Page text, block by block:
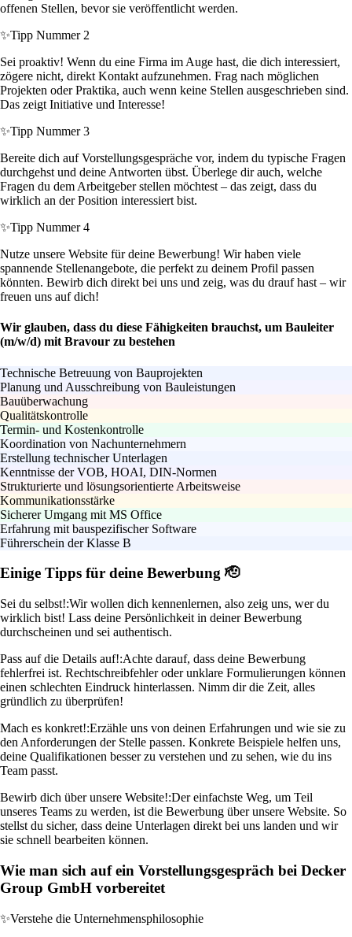
offenen Stellen, bevor sie veröffentlicht werden.
✨Tipp Nummer 2
Sei proaktiv! Wenn du eine Firma im Auge hast, die dich interessiert,
zögere nicht, direkt Kontakt aufzunehmen. Frag nach möglichen
Projekten oder Praktika, auch wenn keine Stellen ausgeschrieben sind.
Das zeigt Initiative und Interesse!
✨Tipp Nummer 3
Bereite dich auf Vorstellungsgespräche vor, indem du typische Fragen
durchgehst und deine Antworten übst. Überlege dir auch, welche
Fragen du dem Arbeitgeber stellen möchtest – das zeigt, dass du
wirklich an der Position interessiert bist.
✨Tipp Nummer 4
Nutze unsere Website für deine Bewerbung! Wir haben viele
spannende Stellenangebote, die perfekt zu deinem Profil passen
könnten. Bewirb dich direkt bei uns und zeig, was du drauf hast – wir
freuen uns auf dich!
Wir glauben, dass du diese Fähigkeiten brauchst, um Bauleiter
(m/w/d) mit Bravour zu bestehen
Technische Betreuung von Bauprojekten
Planung und Ausschreibung von Bauleistungen
Bauüberwachung
Qualitätskontrolle
Termin- und Kostenkontrolle
Koordination von Nachunternehmern
Erstellung technischer Unterlagen
Kenntnisse der VOB, HOAI, DIN-Normen
Strukturierte und lösungsorientierte Arbeitsweise
Kommunikationsstärke
Sicherer Umgang mit MS Office
Erfahrung mit bauspezifischer Software
Führerschein der Klasse B
Einige Tipps für deine Bewerbung 🫡
Sei du selbst!:Wir wollen dich kennenlernen, also zeig uns, wer du
wirklich bist! Lass deine Persönlichkeit in deiner Bewerbung
durchscheinen und sei authentisch.
Pass auf die Details auf!:Achte darauf, dass deine Bewerbung
fehlerfrei ist. Rechtschreibfehler oder unklare Formulierungen können
einen schlechten Eindruck hinterlassen. Nimm dir die Zeit, alles
gründlich zu überprüfen!
Mach es konkret!:Erzähle uns von deinen Erfahrungen und wie sie zu
den Anforderungen der Stelle passen. Konkrete Beispiele helfen uns,
deine Qualifikationen besser zu verstehen und zu sehen, wie du ins
Team passt.
Bewirb dich über unsere Website!:Der einfachste Weg, um Teil
unseres Teams zu werden, ist die Bewerbung über unsere Website. So
stellst du sicher, dass deine Unterlagen direkt bei uns landen und wir
sie schnell bearbeiten können.
Wie man sich auf ein Vorstellungsgespräch bei Decker
Group GmbH vorbereitet
✨Verstehe die Unternehmensphilosophie